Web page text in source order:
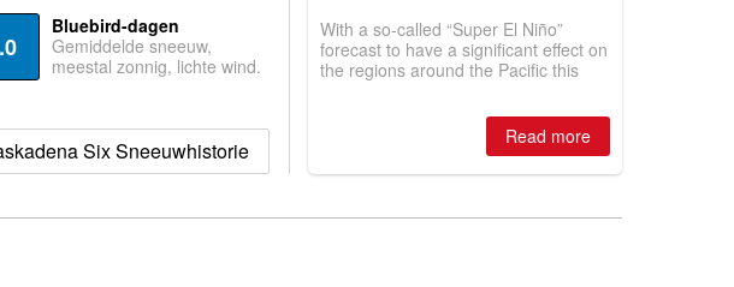
Bluebird-dagen
Gemiddelde sneeuw,
meestal zonnig, lichte wind.
Six Sneeuwhistorie
With a so-called “Super El Niño”
forecast to have a significant effect on
the regions around the Pacific this
is simple: book now or wait, and
where are the best odds?Read more